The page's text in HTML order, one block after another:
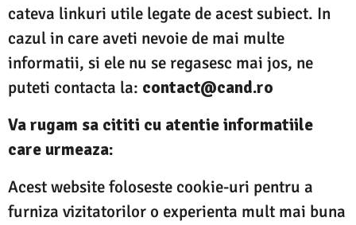
cateva linkuri utile legate de acest subiect. In
cazul in care aveti nevoie de mai multe
informatii, si ele nu se regasesc mai jos, ne
puteti contacta la: contact@cand.ro
Va rugam sa cititi cu atentie informatiile
care urmeaza:
Acest website foloseste cookie-uri pentru a
furniza vizitatorilor o experienta mult mai buna